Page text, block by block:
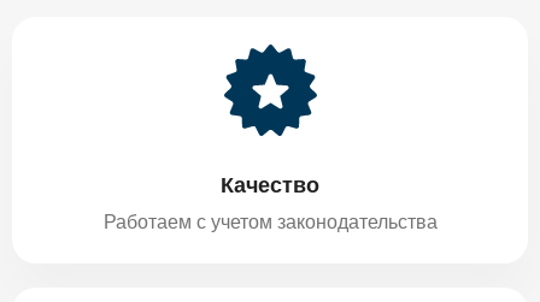
Качество
Работаем с учетом законодательства